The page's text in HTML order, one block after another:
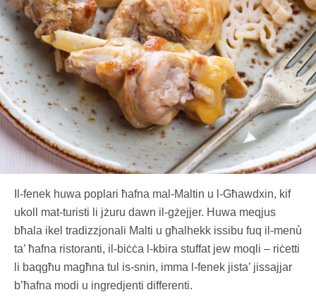
Il-fenek huwa poplari ħafna mal-Maltin u l-Għawdxin, kif
ukoll mat-turisti li jżuru dawn il-gżejjer. Huwa meqjus
bħala ikel tradizzjonali Malti u għalhekk issibu fuq il-menù
ta’ ħafna ristoranti, il-biċċa l-kbira stuffat jew moqli – riċetti
li baqgħu magħna tul is-snin, imma l-fenek jista’ jissajjar
b’ħafna modi u ingredjenti differenti.